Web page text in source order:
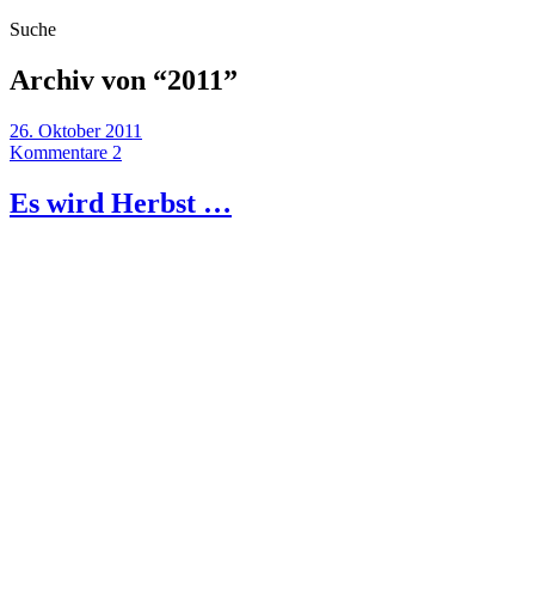
Suche
Archiv von “2011”
26. Oktober 2011
Kommentare 2
Es wird Herbst …